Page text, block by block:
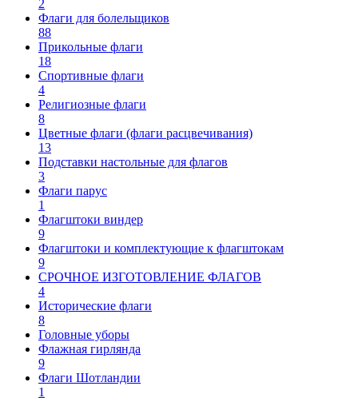
2
Флаги для болельщиков
88
Прикольные флаги
18
Спортивные флаги
4
Религиозные флаги
8
Цветные флаги (флаги расцвечивания)
13
Подставки настольные для флагов
3
Флаги парус
1
Флагштоки виндер
9
Флагштоки и комплектующие к флагштокам
9
СРОЧНОЕ ИЗГОТОВЛЕНИЕ ФЛАГОВ
4
Исторические флаги
8
Головные уборы
Флажная гирлянда
9
Флаги Шотландии
1